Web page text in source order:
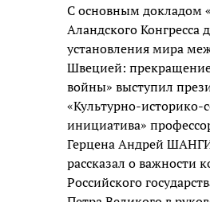
С основным докладом
Аландского Конгресса
установления мира
Швецией:
войны» выступил
«Культурно-историко-
инициатива»
Герцена Андрей
рассказал о важности
Российского